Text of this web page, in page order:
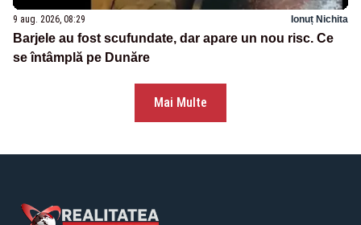
9 aug. 2026, 08:29 Ionuț Nichita
Barjele au fost scufundate, dar apare un nou risc. Ce
se întâmplă pe Dunăre
Mai Multe